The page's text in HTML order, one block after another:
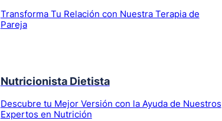
Transforma Tu Relación con Nuestra Terapia de
Pareja
Nutricionista Dietista
Descubre tu Mejor Versión con la Ayuda de Nuestros
Expertos en Nutrición